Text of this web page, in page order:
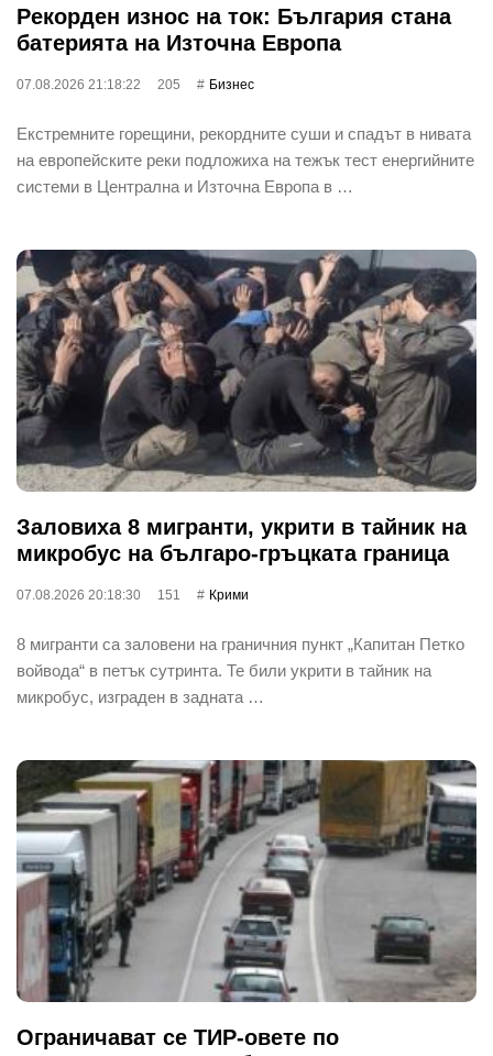
Рекорден износ на ток: България стана
батерията на Източна Европа
07.08.2026 21:18:22 205 Бизнес
Екстремните горещини, рекордните суши и спадът в нивата
на европейските реки подложиха на тежък тест енергийните
системи в Централна и Източна Европа в …
Заловиха 8 мигранти, укрити в тайник на
микробус на българо-гръцката граница
07.08.2026 20:18:30 151 Крими
8 мигранти са заловени на граничния пункт „Капитан Петко
войвода“ в петък сутринта. Те били укрити в тайник на
микробус, изграден в задната …
Ограничават се ТИР-овете по